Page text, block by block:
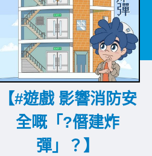
【#遊戲 影響消防安
全嘅「?僭建炸
彈」？】